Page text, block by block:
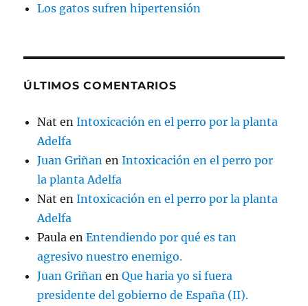
Los gatos sufren hipertensión
ÚLTIMOS COMENTARIOS
Nat enIntoxicación en el perro por la planta
Adelfa
Juan Griñan enIntoxicación en el perro por
la planta Adelfa
Nat enIntoxicación en el perro por la planta
Adelfa
Paula enEntendiendo por qué es tan
agresivo nuestro enemigo.
Juan Griñan enQue haria yo si fuera
presidente del gobierno de España (II).